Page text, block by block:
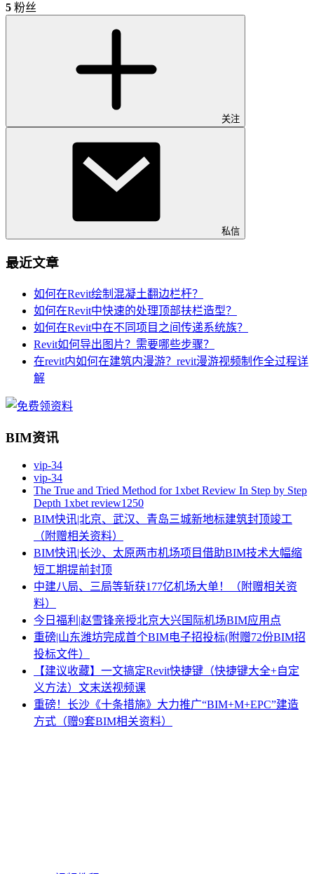
5 粉丝
关注
私信
最近文章
如何在Revit绘制混凝土翻边栏杆？
如何在Revit中快速的处理顶部扶栏造型？
如何在Revit中在不同项目之间传递系统族？
Revit如何导出图片？需要哪些步骤？
在revit内如何在建筑内漫游？revit漫游视频制作全过程详
解
BIM资讯
vip-34
vip-34
The True and Tried Method for 1xbet Review In Step by Step
Depth 1xbet review1250
BIM快讯|北京、武汉、青岛三城新地标建筑封顶竣工
（附赠相关资料）
BIM快讯|长沙、太原两市机场项目借助BIM技术大幅缩
短工期提前封顶
中建八局、三局等斩获177亿机场大单！（附赠相关资
料）
今日福利|赵雪锋亲授北京大兴国际机场BIM应用点
重磅|山东潍坊完成首个BIM电子招投标(附赠72份BIM招
投标文件）
【建议收藏】一文搞定Revit快捷键（快捷键大全+自定
义方法）文末送视频课
重磅！长沙《十条措施》大力推广“BIM+M+EPC”建造
方式（赠9套BIM相关资料）